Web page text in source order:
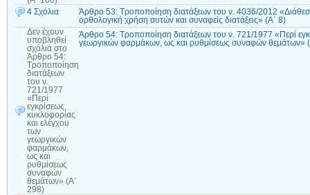
4 Σχόλια
Άρθρο 53: Τροποποίηση διατάξεων του ν. 4036/2012
ορθολογική χρήση αυτών και συναφείς διατάξεις» (Α΄ 8)
Δεν έχουν
υποβληθεί
σχόλια στο
Άρθρο 54:
Τροποποίηση
διατάξεων
του ν.
721/1977
«Περί
εγκρίσεως,
κυκλοφορίας
και ελέγχου
των
γεωργικών
φαρμάκων,
ως και
ρυθμίσεως
συναφών
θεμάτων» (Α΄
298)
Άρθρο 54: Τροποποίηση διατάξεων του ν. 721/1977 «Περί
γεωργικών φαρμάκων, ως και ρυθμίσεως συναφών θεμάτων»